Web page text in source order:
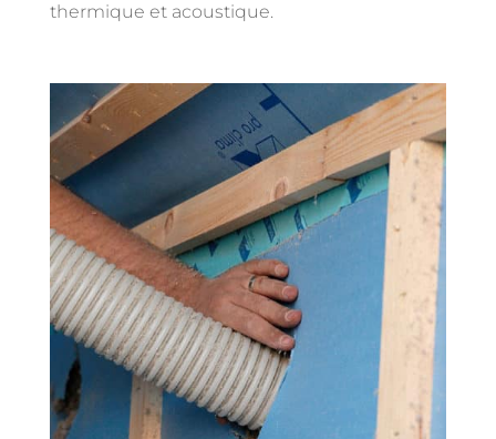
thermique et acoustique.